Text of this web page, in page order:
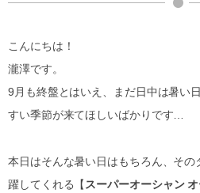
こんにちは！
瀧澤です。
9月も終盤とはいえ、まだ日中は暑い
すい季節が来てほしいばかりです…
本日はそんな暑い日はもちろん、そ
躍してくれる【 スーパーオーシャン